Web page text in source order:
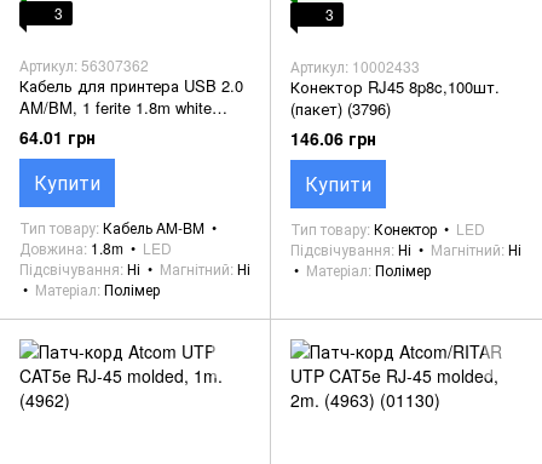
3
Артикул: 56307362
Кабель для принтера USB 2.0
AM/BM, 1 ferite 1.8m white
(cірий) ( 00310 )
64.01 грн
Купити
Тип товару Кабель AM-BM
Довжина 1.8m
LED
Підсвічування Ні Магнітний Ні
Матеріал Полімер
3
Артикул: 10002433
Конектор RJ45 8p8c,100шт.
(пакет) (3796)
146.06 грн
Купити
Тип товару Конектор
LED
Підсвічування Ні Магнітний Ні
Матеріал Полімер